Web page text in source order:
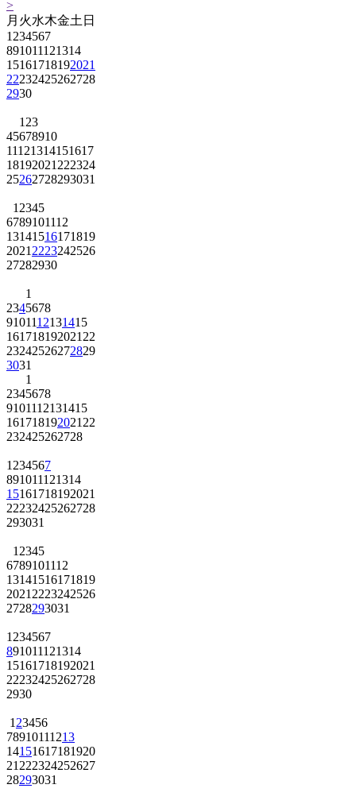
>
月 火水木金土 日
1 234567
891011121314
15161718192021
22232425262728
2930
1 23
45678910
11121314151617
18192021 222324
25262728293031
1 2345
6789101112
13141516171819
2021 2223242526
27282930
1
2345678
9101112131415
161718192021 22
23242526272829
3031
1
2345678
9101112131415
161718192021 22
232425262728
1 234567
891011121314
15161718192021
22232425262728
293031
1 2345
6789101112
13141516171819
2021 2223242526
2728293031
1 234567
891011121314
15161718192021
22232425262728
2930
1 23456
78910111213
14151617181920
21 222324252627
28293031